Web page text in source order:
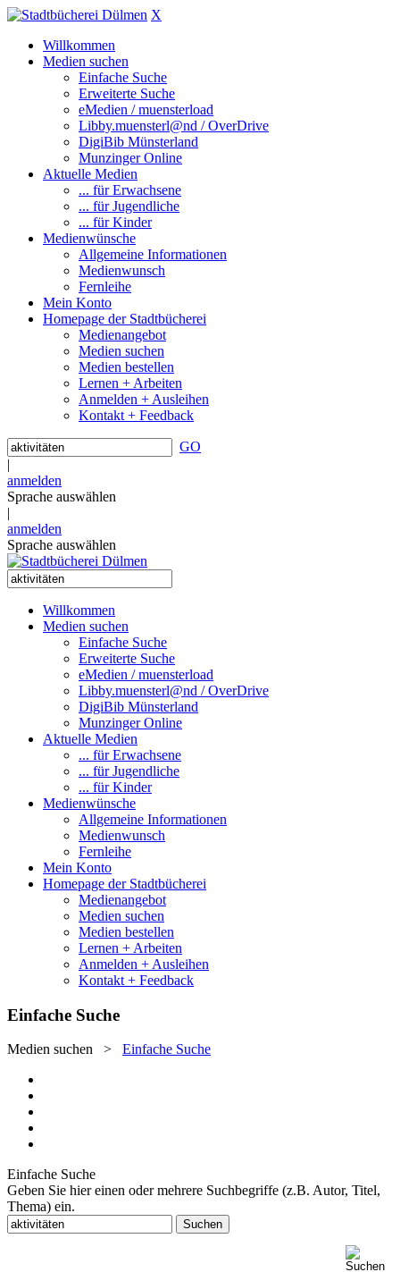
X
Willkommen
Medien suchen
Einfache Suche
Erweiterte Suche
eMedien / muensterload
Libby.muensterl@nd / OverDrive
DigiBib Münsterland
Munzinger Online
Aktuelle Medien
... für Erwachsene
... für Jugendliche
... für Kinder
Medienwünsche
Allgemeine Informationen
Medienwunsch
Fernleihe
Mein Konto
Homepage der Stadtbücherei
Medienangebot
Medien suchen
Medien bestellen
Lernen + Arbeiten
Anmelden + Ausleihen
Kontakt + Feedback
GO
|
anmelden
Sprache auswählen
|
anmelden
Sprache auswählen
Willkommen
Medien suchen
Einfache Suche
Erweiterte Suche
eMedien / muensterload
Libby.muensterl@nd / OverDrive
DigiBib Münsterland
Munzinger Online
Aktuelle Medien
... für Erwachsene
... für Jugendliche
... für Kinder
Medienwünsche
Allgemeine Informationen
Medienwunsch
Fernleihe
Mein Konto
Homepage der Stadtbücherei
Medienangebot
Medien suchen
Medien bestellen
Lernen + Arbeiten
Anmelden + Ausleihen
Kontakt + Feedback
Einfache Suche
Medien suchen > Einfache Suche
Einfache Suche
Geben Sie hier einen oder mehrere Suchbegriffe (z.B. Autor, Titel,
Thema) ein.